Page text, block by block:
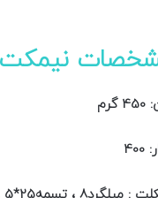
نیمکت